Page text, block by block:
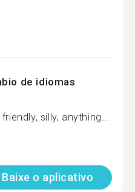
de idiomas
silly, anything...
Baixe o aplicativo